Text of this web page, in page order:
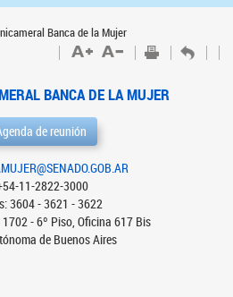
Banca de la Mujer
BANCA DE LA MUJER
de reunión
11-2822-3000
3604 - 3621 - 3622
- 6º Piso, Oficina 617 Bis
de Buenos Aires